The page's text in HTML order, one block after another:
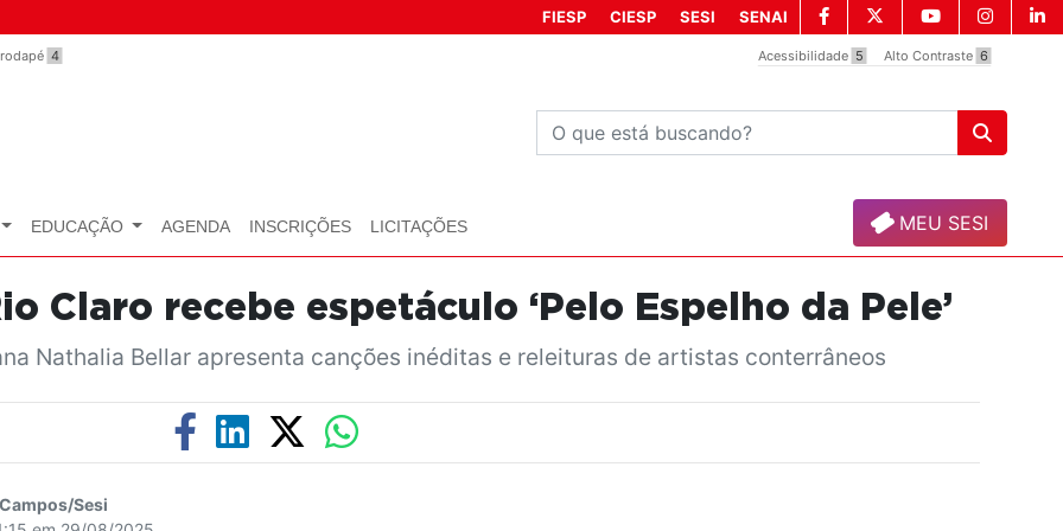
4 Acessibilidade 5 Alto Contraste 6
FIESP CIESP SESI SENAI
EDUCAÇÃO AGENDA INSCRIÇÕES LICITAÇÕES MEU SESI
Claro recebe espetáculo ‘Pelo Espelho da Pele’
Nathalia Bellar apresenta canções inéditas e releituras de artistas conterrâneos
Sesi